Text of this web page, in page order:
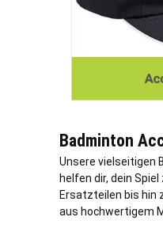
Badminton
Unsere vielseitigen
helfen dir, dein
Ersatzteilen bis hin
aus hochwertigem